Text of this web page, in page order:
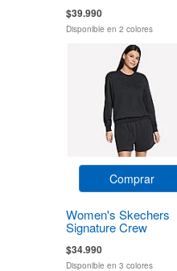
$39.990
Disponible en 2 colores
Comprar
Women's Skechers
Signature Crew
$34.990
Disponible en 3 colores